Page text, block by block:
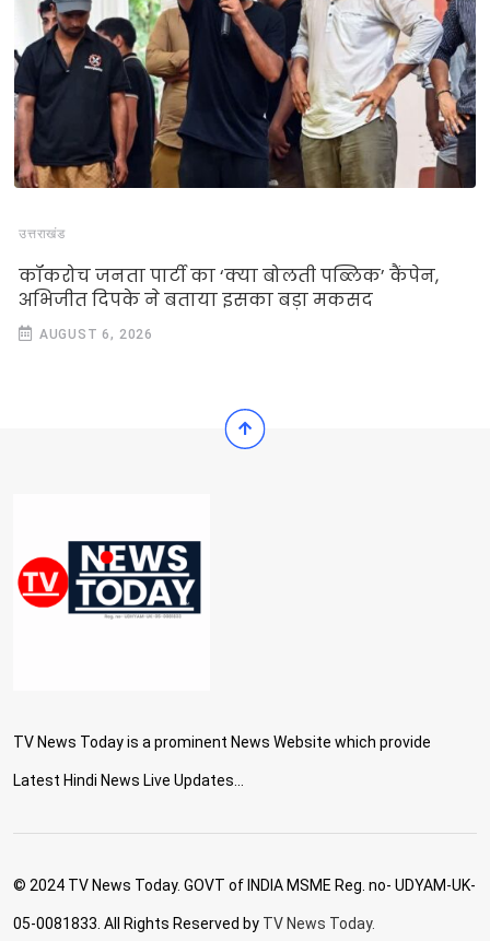
उत्तराखंड
कॉकरोच जनता पार्टी का ‘क्या बोलती पब्लिक’ कैंपेन,
अभिजीत दिपके ने बताया इसका बड़ा मकसद
AUGUST 6, 2026
TV News Today is a prominent News Website which provide
Latest Hindi News Live Updates...
© 2024 TV News Today. GOVT of INDIA MSME Reg. no- UDYAM-UK-
05-0081833. All Rights Reserved by TV News Today.